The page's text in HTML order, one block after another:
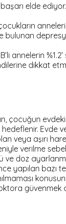
elde
bulunan
annelerin %1.2’
dikkat
evdeki
Evde
veya aşırı
verilme
ve doz
yapılan bazı
güvenmek